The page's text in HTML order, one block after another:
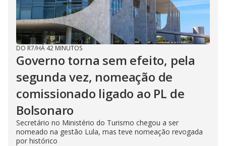
DO R7/HÁ 42 MINUTOS
Governo torna sem efeito, pela
segunda vez, nomeação de
comissionado ligado ao PL de
Bolsonaro
Secretário no Ministério do Turismo chegou a ser
nomeado na gestão Lula, mas teve nomeação revogada
por histórico